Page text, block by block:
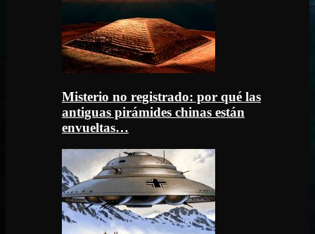
Misterio no registrado: por qué las
antiguas pirámides chinas están
envueltas…